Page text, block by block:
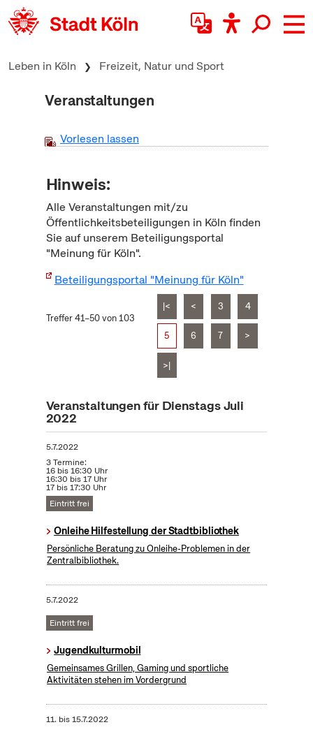
zum Inhalt springen
Leben in Köln Freizeit, Natur und Sport
Veranstaltungen
Vorlesen lassen
Hinweis:
Alle Veranstaltungen mit/zu
Öffentlichkeitsbeteiligungen in Köln finden
Sie auf unserem Beteiligungsportal
"Meinung für Köln".
Beteiligungsportal "Meinung für Köln"
Treffer 41–50 von 103
|< < 3 4
5 6 7 >
>|
Veranstaltungen für Dienstags Juli
2022
5.7.2022
3 Termine:
16 bis 16:30 Uhr
16:30 bis 17 Uhr
17 bis 17:30 Uhr
Eintritt frei
Onleihe Hilfestellung der Stadtbibliothek
Persönliche Beratung zu Onleihe-Problemen in der
Zentralbibliothek.
5.7.2022
Eintritt frei
Jugendkulturmobil
Gemeinsames Grillen, Gaming und sportliche
Aktivitäten stehen im Vordergrund
11. bis15.7.2022